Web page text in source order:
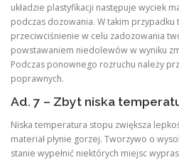
układzie plastyfikacji następuje wyciek
podczas dozowania. W takim przypadku
przeciwciśnienie w celu zadozowania
powstawaniem niedolewów w wyniku
Podczas ponownego rozruchu należy
poprawnych.
Ad. 7 – Zbyt niska
Niska temperatura stopu zwiększa
materiał płynie gorzej. Tworzywo o
stanie wypełnić niektórych miejsc